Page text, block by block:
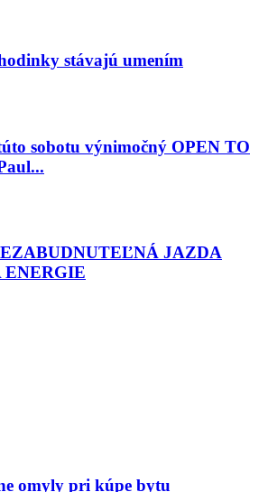
stávajú umením
sobotu výnimočný OPEN TO
JAZDA
ENERGIE
omyly pri kúpe bytu